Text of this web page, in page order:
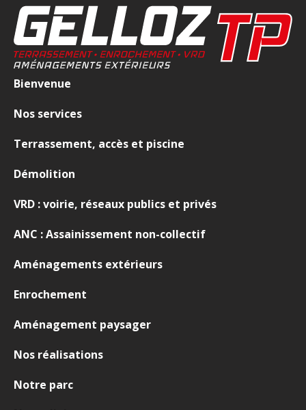
Bienvenue
Nos services
Terrassement, accès et piscine
Démolition
VRD : voirie, réseaux publics et privés
ANC : Assainissement non-collectif
Aménagements extérieurs
Enrochement
Aménagement paysager
Nos réalisations
Notre parc